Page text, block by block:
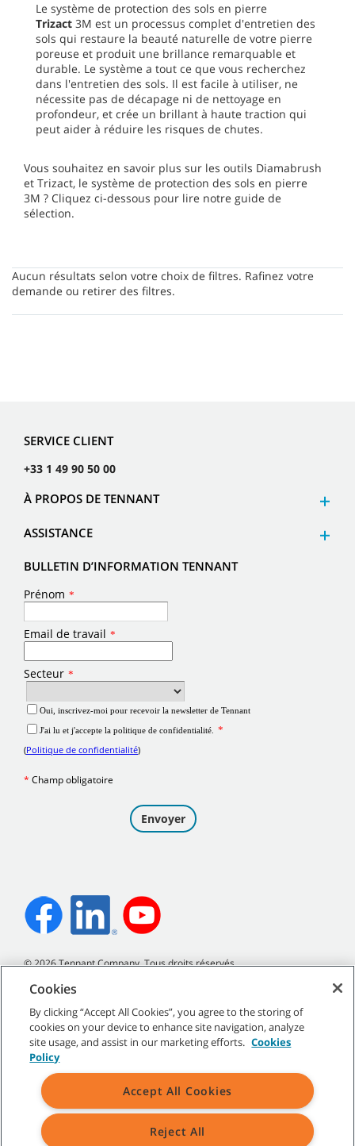
Le système de protection des sols en pierre
Trizact 3M est un processus complet d'entretien des
sols qui restaure la beauté naturelle de votre pierre
poreuse et produit une brillance remarquable et
durable. Le système a tout ce que vous recherchez
dans l'entretien des sols. Il est facile à utiliser, ne
nécessite pas de décapage ni de nettoyage en
profondeur, et crée un brillant à haute traction qui
peut aider à réduire les risques de chutes.
Vous souhaitez en savoir plus sur les outils Diamabrush
et Trizact, le système de protection des sols en pierre
3M ? Cliquez ci-dessous pour lire notre guide de
sélection.
Aucun résultats selon votre choix de filtres. Rafinez votre
demande ou retirer des filtres.
SERVICE CLIENT
+33 1 49 90 50 00
À PROPOS DE TENNANT
ASSISTANCE
BULLETIN D’INFORMATION TENNANT
©2026Tennant Company. Tous droits réservés.
Plan du site|Politiques générales|Conditions d’utilisation
Conditions de vente
Toutes les marques de commerce et tous les logos de Tennant
Cookies
By clicking “Accept All Cookies”, you agree to the storing of
cookies on your device to enhance site navigation, analyze
site usage, and assist in our marketing efforts. Cookies
Policy
Accept All Cookies
Reject All